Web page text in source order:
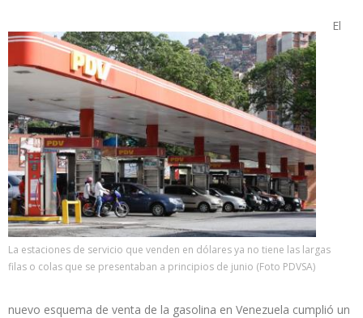
La estaciones de servicio que venden en dólares ya no tiene las largas
filas o colas que se presentaban a principios de junio (Foto PDVSA)
El
nuevo esquema de venta de la gasolina en Venezuela cumplió un